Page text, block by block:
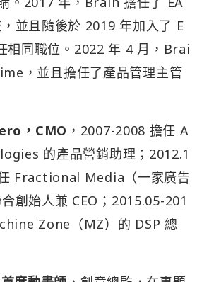
並且隨後於 2019 年加入了 E
相同職位。2022 年 4 月，Brai
，並且擔任了產品管理主管
，CMO ，2007-2008 擔任 A
的產品營銷助理；2012.1
Fractional Media（一家廣告
創始人兼 CEO；2015.05-201
Zone（MZ）的 DSP 總